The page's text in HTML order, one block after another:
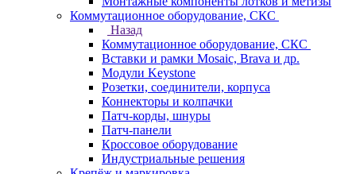
Коммутационное оборудование, СКС
Назад
Коммутационное оборудование, СКС
Вставки и рамки Mosaic, Brava и др.
Модули Keystone
Розетки, соединители, корпуса
Коннекторы и колпачки
Патч-корды, шнуры
Патч-панели
Кроссовое оборудование
Индустриальные решения